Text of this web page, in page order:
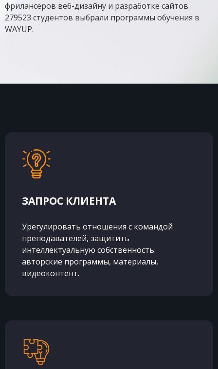
фрилансеров веб-дизайну и разработке сайтов.
279523 студентов выбрали программы обучения в
WAYUP.
ЗАПРОС КЛИЕНТА
Урегулировать отношения с командой
преподавателей, защитить
интеллектуальную собственность:
авторские программы, материалы,
видеоконтент.